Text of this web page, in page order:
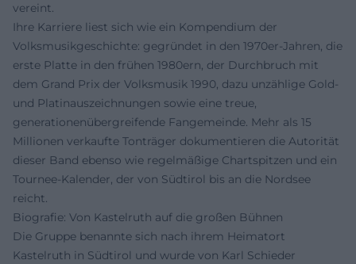
vereint.
Ihre Karriere liest sich wie ein Kompendium der
Volksmusikgeschichte: gegründet in den 1970er-Jahren, die
erste Platte in den frühen 1980ern, der Durchbruch mit
dem Grand Prix der Volksmusik 1990, dazu unzählige Gold-
und Platinauszeichnungen sowie eine treue,
generationenübergreifende Fangemeinde. Mehr als 15
Millionen verkaufte Tonträger dokumentieren die Autorität
dieser Band ebenso wie regelmäßige Chartspitzen und ein
Tournee-Kalender, der von Südtirol bis an die Nordsee
reicht.
Biografie: Von Kastelruth auf die großen Bühnen
Die Gruppe benannte sich nach ihrem Heimatort
Kastelruth in Südtirol und wurde von Karl Schieder